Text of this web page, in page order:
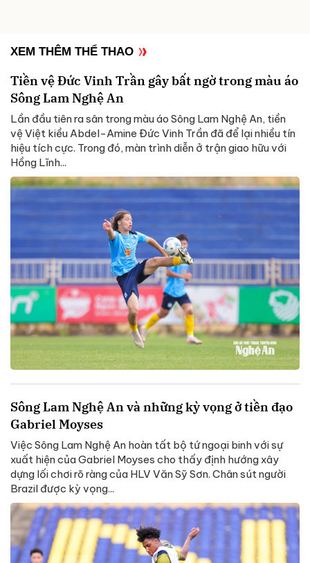
XEM THÊM THỂ THAO
Tiền vệ Đức Vinh Trần gây bất ngờ trong màu áo
Sông Lam Nghệ An
Lần đầu tiên ra sân trong màu áo Sông Lam Nghệ An, tiền
vệ Việt kiều Abdel-Amine Đức Vinh Trần đã để lại nhiều tín
hiệu tích cực. Trong đó, màn trình diễn ở trận giao hữu với
Hồng Lĩnh...
Sông Lam Nghệ An và những kỳ vọng ở tiền đạo
Gabriel Moyses
Việc Sông Lam Nghệ An hoàn tất bộ tứ ngoại binh với sự
xuất hiện của Gabriel Moyses cho thấy định hướng xây
dựng lối chơi rõ ràng của HLV Văn Sỹ Sơn. Chân sút người
Brazil được kỳ vọng...